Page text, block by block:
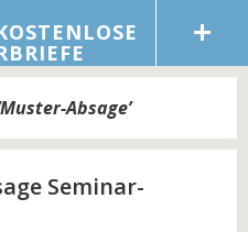
Muster-Absage’
Seminar-